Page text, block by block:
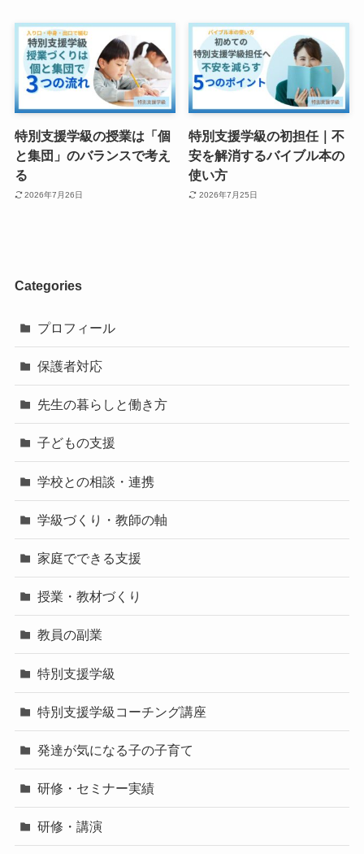
特別支援学級の授業は「個
と集団」のバランスで考え
る
2026年7月26日
特別支援学級の初担任｜不
安を解消するバイブル本の
使い方
2026年7月25日
Categories
プロフィール
保護者対応
先生の暮らしと働き方
子どもの支援
学校との相談・連携
学級づくり・教師の軸
家庭でできる支援
授業・教材づくり
教員の副業
特別支援学級
特別支援学級コーチング講座
発達が気になる子の子育て
研修・セミナー実績
研修・講演